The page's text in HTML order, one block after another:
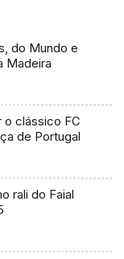
do Mundo e
Madeira
o clássico FC
de Portugal
rali do Faial